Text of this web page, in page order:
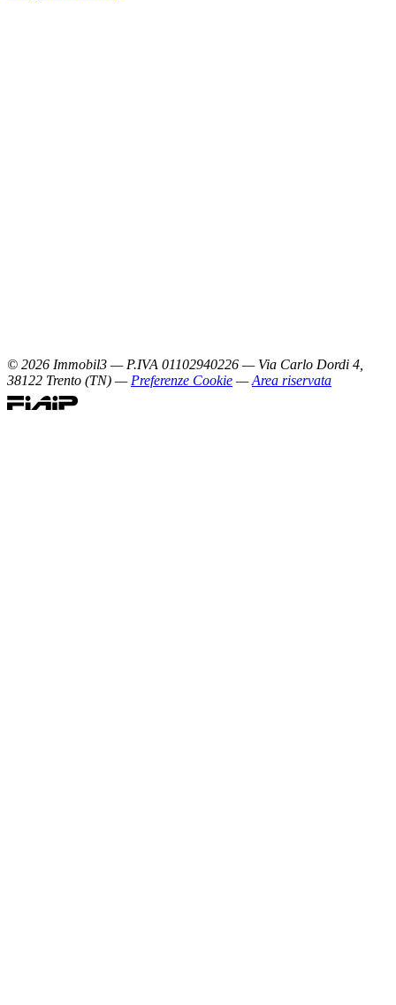
© 2026 Immobil3 — P.IVA 01102940226 — Via Carlo Dordi 4,
38122 Trento (TN) — Preferenze Cookie — Area riservata